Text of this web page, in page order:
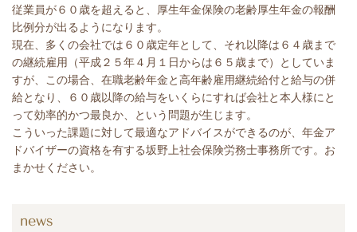
従業員が６０歳を超えると、厚生年金保険の老齢厚生年金の報酬
比例分が出るようになります。
現在、多くの会社では６０歳定年として、それ以降は６４歳まで
の継続雇用（平成２５年４月１日からは６５歳まで）としていま
すが、この場合、在職老齢年金と高年齢雇用継続給付と給与の併
給となり、６０歳以降の給与をいくらにすれば会社と本人様にと
って効率的かつ最良か、という問題が生じます。
こういった課題に対して最適なアドバイスができるのが、年金ア
ドバイザーの資格を有する坂野上社会保険労務士事務所です。お
まかせください。
news